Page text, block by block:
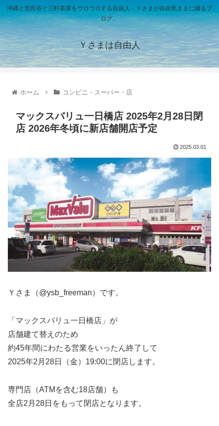
沖縄と世田谷と三軒茶屋をウロウロする自由人・Ｙさまが自由気ままに綴るブ
ログ。
Ｙさまは自由人
ホーム コンビニ・スーパー・店
マックスバリュ一日橋店 2025年2月28日閉
店 2026年冬頃に新店舗開店予定
2025.03.01
Ｙさま（@ysb_freeman）です。
「マックスバリュ一日橋店」が
店舗建て替えのため
約45年間にわたる営業をいったん終了して
2025年2月28日（金）19:00に閉店します。
専門店（ATMを含む18店舗）も
全店2月28日をもって閉店となります。